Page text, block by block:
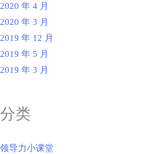
2020 年 4 月
2020 年 3 月
2019 年 12 月
2019 年 5 月
2019 年 3 月
分类
领导力小课堂